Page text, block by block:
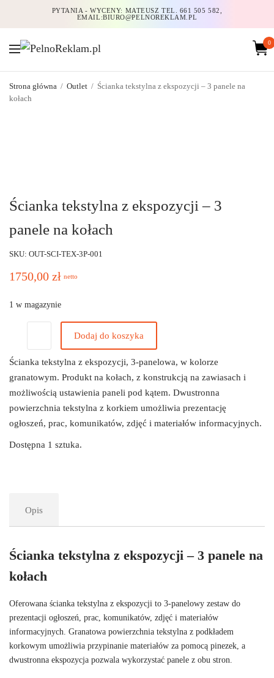
PYTANIA - WYCENY: MATEUSZ TEL. 661 505 582,
EMAIL:BIURO@PELNOREKLAM.PL
0
Strona główna / Outlet / Ścianka tekstylna z ekspozycji – 3 panele na
kołach
Ścianka tekstylna z ekspozycji – 3
panele na kołach
SKU: OUT-SCI-TEX-3P-001
1750,00zł netto
1 w magazynie
Dodaj do koszyka
Ścianka tekstylna z ekspozycji, 3-panelowa, w kolorze
granatowym. Produkt na kołach, z konstrukcją na zawiasach i
możliwością ustawienia paneli pod kątem. Dwustronna
powierzchnia tekstylna z korkiem umożliwia prezentację
ogłoszeń, prac, komunikatów, zdjęć i materiałów informacyjnych.
Dostępna 1 sztuka.
Opis
Ścianka tekstylna z ekspozycji – 3 panele na
kołach
Oferowana ścianka tekstylna z ekspozycji to 3-panelowy zestaw do
prezentacji ogłoszeń, prac, komunikatów, zdjęć i materiałów
informacyjnych. Granatowa powierzchnia tekstylna z podkładem
korkowym umożliwia przypinanie materiałów za pomocą pinezek, a
dwustronna ekspozycja pozwala wykorzystać panele z obu stron.